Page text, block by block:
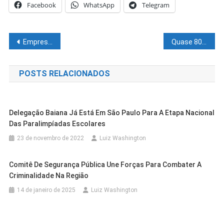
Facebook WhatsApp Telegram
Navegação
de
Post
Empresa ligada ao PCC recebeu milhões de financiadora de Dark Horse
POSTS RELACIONADOS
Delegação Baiana Já Está Em São Paulo Para A Etapa Nacional
Das Paralimpíadas Escolares
23 de novembro de 2022 Luiz Washington
Comitê De Segurança Pública Une Forças Para Combater A
Criminalidade Na Região
14 de janeiro de 2025 Luiz Washington